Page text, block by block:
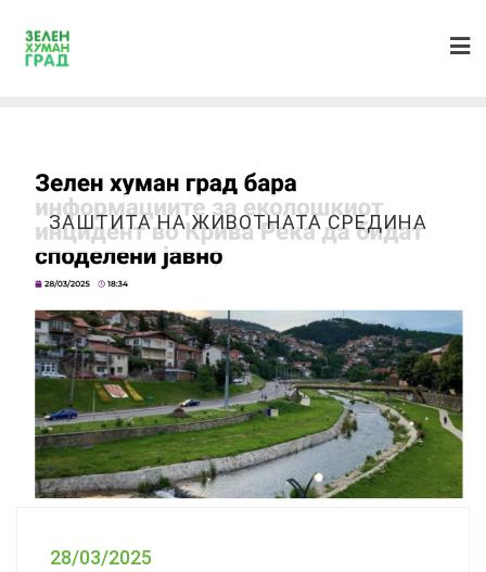
ЗАШТИТА НА ЖИВОТНАТА СРЕДИНА
28/03/2025